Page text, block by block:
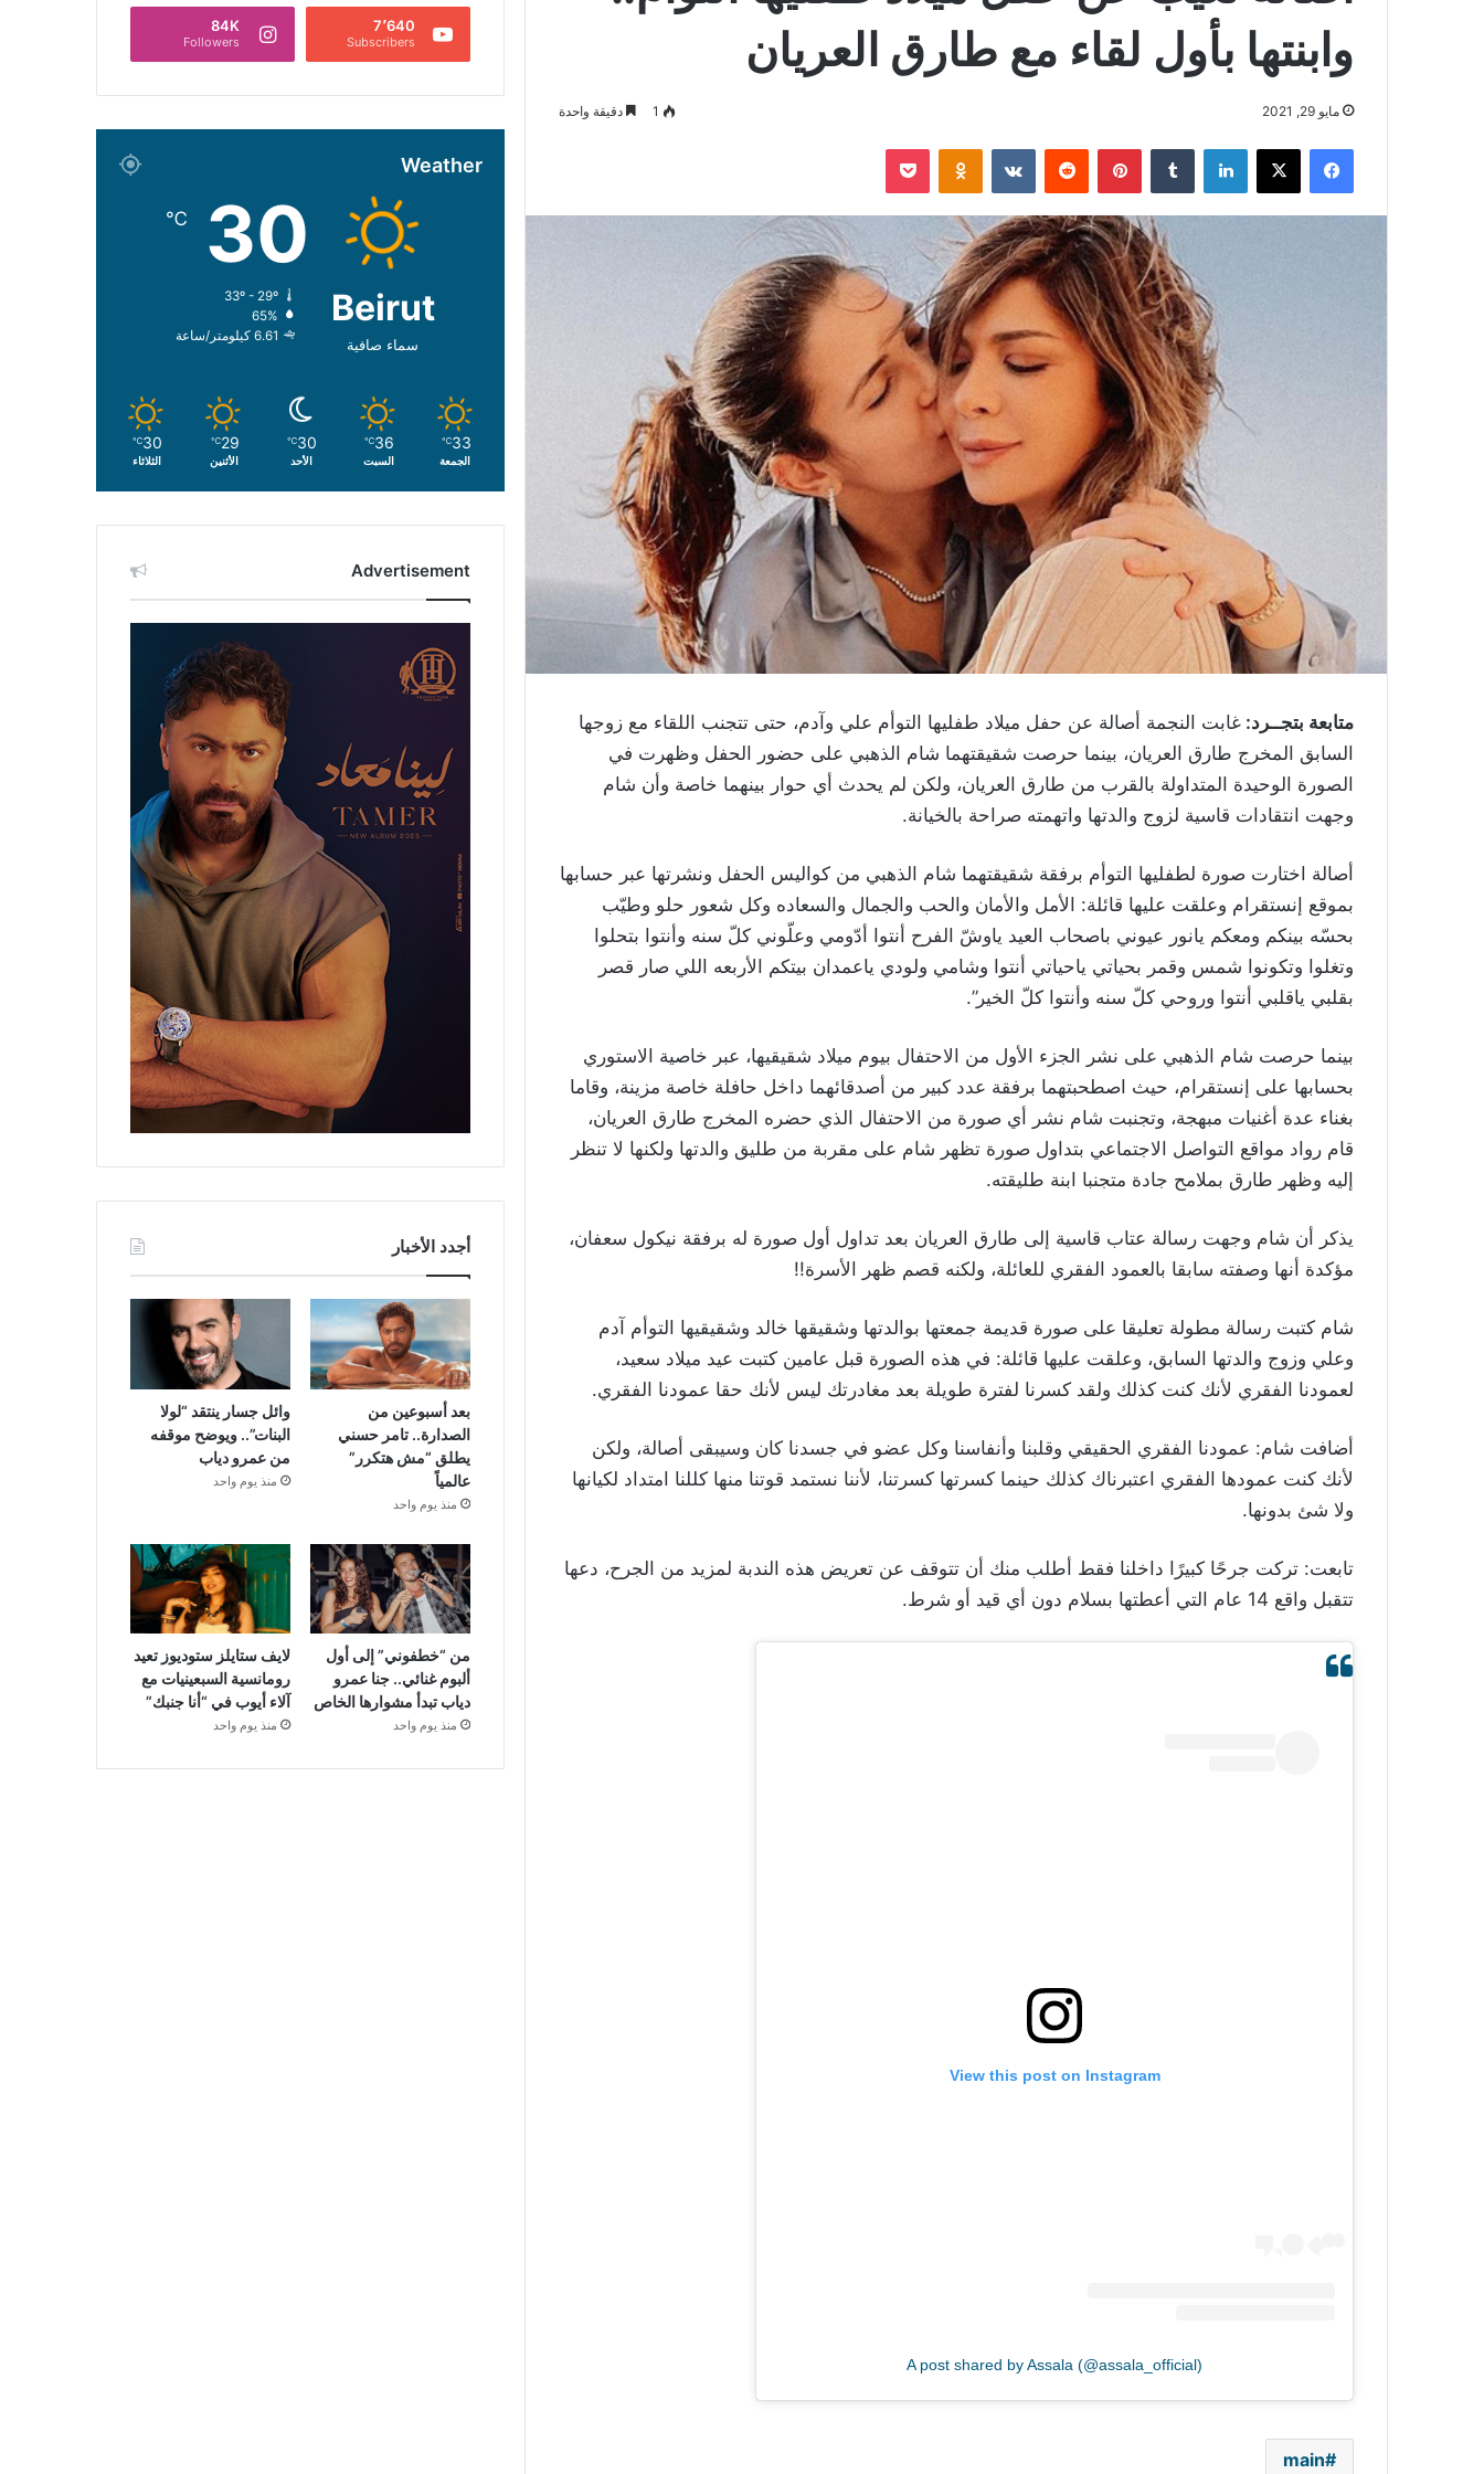
وابنتها بأول لقاء مع طارق العريان
مايو 29, 2021 1 دقيقة واحدة
فيسبوك ‫X لينكدإن بينتيريست Odnoklassniki
‫Pocket
متابعة بتجــرد: غابت النجمة أصالة عن حفل ميلاد طفليها التوأم علي وآدم، حتى تتجنب اللقاء مع زوجها
السابق المخرج طارق العريان، بينما حرصت شقيقتهما شام الذهبي على حضور الحفل وظهرت في
الصورة الوحيدة المتداولة بالقرب من طارق العريان، ولكن لم يحدث أي حوار بينهما خاصة وأن شام
وجهت انتقادات قاسية لزوج والدتها واتهمته صراحة بالخيانة.
أصالة اختارت صورة لطفليها التوأم برفقة شقيقتهما شام الذهبي من كواليس الحفل ونشرتها عبر حسابها
بموقع إنستقرام وعلقت عليها قائلة: الأمل والأمان والحب والجمال والسعاده وكل شعور حلو وطيّب
بحسّه بينكم ومعكم يانور عيوني باصحاب العيد ياوشّ الفرح أنتوا أدّومي وعلّوني كلّ سنه وأنتوا بتحلوا
وتغلوا وتكونوا شمس وقمر بحياتي ياحياتي أنتوا وشامي ولودي ياعمدان بيتكم الأربعه اللي صار قصر
بقلبي ياقلبي أنتوا وروحي كلّ سنه وأنتوا كلّ الخير”.
بينما حرصت شام الذهبي على نشر الجزء الأول من الاحتفال بيوم ميلاد شقيقيها، عبر خاصية الاستوري
بحسابها على إنستقرام، حيث اصطحبتهما برفقة عدد كبير من أصدقائهما داخل حافلة خاصة مزينة، وقاما
بغناء عدة أغنيات مبهجة، وتجنبت شام نشر أي صورة من الاحتفال الذي حضره المخرج طارق العريان،
قام رواد مواقع التواصل الاجتماعي بتداول صورة تظهر شام على مقربة من طليق والدتها ولكنها لا تنظر
إليه وظهر طارق بملامح جادة متجنبا ابنة طليقته.
يذكر أن شام وجهت رسالة عتاب قاسية إلى طارق العريان بعد تداول أول صورة له برفقة نيكول سعفان،
مؤكدة أنها وصفته سابقا بالعمود الفقري للعائلة، ولكنه قصم ظهر الأسرة!!
شام كتبت رسالة مطولة تعليقا على صورة قديمة جمعتها بوالدتها وشقيقها خالد وشقيقيها التوأم آدم
وعلي وزوج والدتها السابق، وعلقت عليها قائلة: في هذه الصورة قبل عامين كتبت عيد ميلاد سعيد،
لعمودنا الفقري لأنك كنت كذلك ولقد كسرنا لفترة طويلة بعد مغادرتك ليس لأنك حقا عمودنا الفقري.
أضافت شام: عمودنا الفقري الحقيقي وقلبنا وأنفاسنا وكل عضو في جسدنا كان وسيبقى أصالة، ولكن
لأنك كنت عمودها الفقري اعتبرناك كذلك حينما كسرتها كسرتنا، لأننا نستمد قوتنا منها كللنا امتداد لكيانها
ولا شئ بدونها.
تابعت: تركت جرحًا كبيرًا داخلنا فقط أطلب منك أن تتوقف عن تعريض هذه الندبة لمزيد من الجرح، دعها
تتقبل واقع 14 عام التي أعطتها بسلام دون أي قيد أو شرط.
View this post on Instagram
A post shared by Assala (@assala_official)
main
7٬640
Subscribers
84K
Followers
Weather
Beirut
سماء صافية
30
℃
33º - 29º
65%
6.61 كيلومتر/ساعة
33
℃
الجمعة
36
℃
السبت
30
℃
الأحد
29
℃
الأثنين
30
℃
الثلاثاء
Advertisement
أجدد الأخبار
بعد أسبوعين من
الصدارة.. تامر حسني
يطلق “مش هتكرر”
عالمياً
منذ يوم واحد
وائل جسار ينتقد “لولا
البنات”.. ويوضح موقفه
من عمرو دياب
منذ يوم واحد
من “خطفوني” إلى أول
ألبوم غنائي.. جنا عمرو
دياب تبدأ مشوارها الخاص
منذ يوم واحد
لايف ستايلز ستوديوز تعيد
رومانسية السبعينيات مع
آلاء أيوب في “أنا جنبك”
منذ يوم واحد